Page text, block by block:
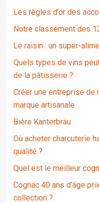
Les règles d’or des
Notre classement des
Le raisin : un super-
Quels types de vins
de la pâtisserie ?
Créer une entreprise de
marque artisanale
Bière Kanterbräu
Où acheter charcuterie
qualité ?
Quel est le meilleur
Cognac 40 ans d’âge
collection ?